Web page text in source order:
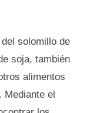
solomillo de
soja, también
alimentos
. Mediante el